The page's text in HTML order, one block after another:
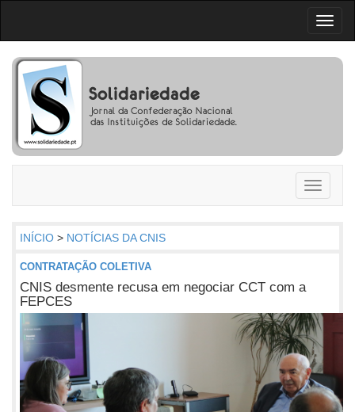
Toggle
INÍCIO > NOTÍCIAS DA CNIS
CONTRATAÇÃO COLETIVA
CNIS desmente recusa em negociar CCT com a
FEPCES